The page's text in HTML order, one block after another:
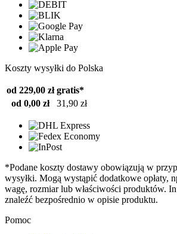
Koszty wysyłki do Polska
od 229,00 zł gratis*
od 0,00 zł
31,90 zł
*Podane koszty dostawy obowiązują w
wysyłki. Mogą wystąpić dodatkowe opłaty,
wagę, rozmiar lub właściwości produktów.
znaleźć bezpośrednio w opisie produktu.
Pomoc